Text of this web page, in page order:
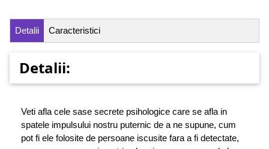
Detalii Caracteristici
Detalii:
Veti afla cele sase secrete psihologice care se afla in
spatele impulsului nostru puternic de a ne supune, cum
pot fi ele folosite de persoane iscusite fara a fi detectate,